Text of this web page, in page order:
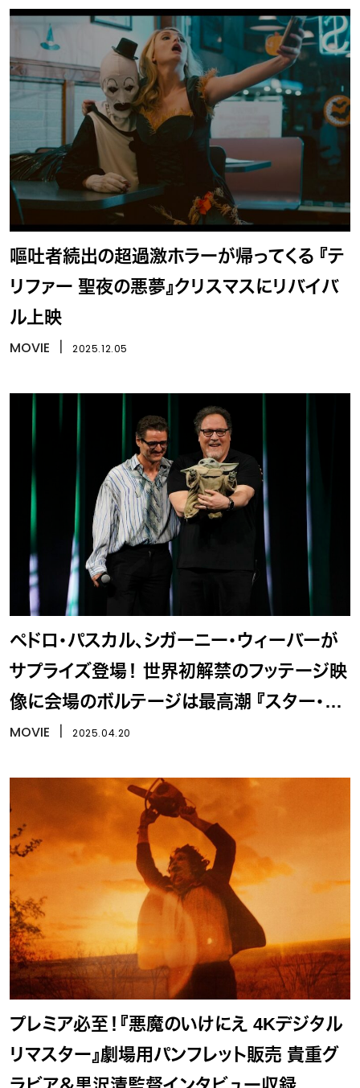
嘔吐者続出の超過激ホラーが帰ってくる 『テ
リファー 聖夜の悪夢』クリスマスにリバイバ
ル上映
MOVIE 2025.12.05
ペドロ・パスカル、シガーニー・ウィーバーが
サプライズ登場！ 世界初解禁のフッテージ映
像に会場のボルテージは最高潮 『スター・ウ
ォーズ／マンダロリアン・アンド・グローグ
MOVIE 2025.04.20
プレミア必至！『悪魔のいけにえ 4Kデジタル
リマスター』劇場用パンフレット販売 貴重グ